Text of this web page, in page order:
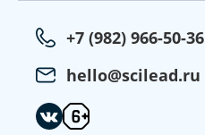
+7 (982) 966-50-36
hello@scilead.ru